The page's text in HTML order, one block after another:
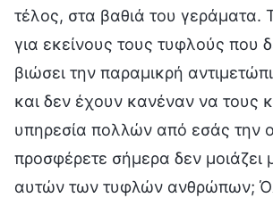
τέλος, στα βαθιά του γεράματα.
για εκείνους τους τυφλούς που
βιώσει την παραμικρή
και δεν έχουν κανέναν να τους
υπηρεσία πολλών από εσάς την
προσφέρετε σήμερα δεν μοιάζει
αυτών των τυφλών ανθρώπων;